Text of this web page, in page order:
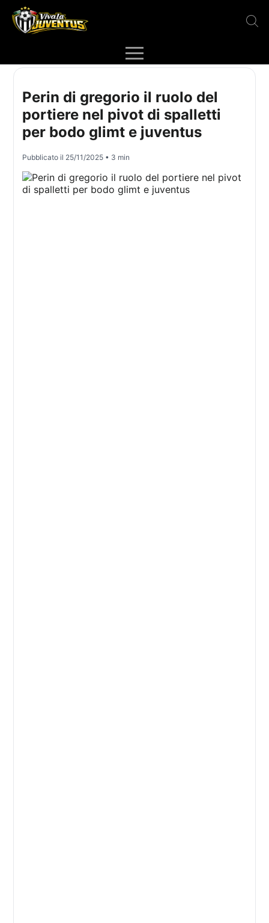
Perin di gregorio il ruolo del
portiere nel pivot di spalletti
per bodo glimt e juventus
Pubblicato il 25/11/2025 • 3 min